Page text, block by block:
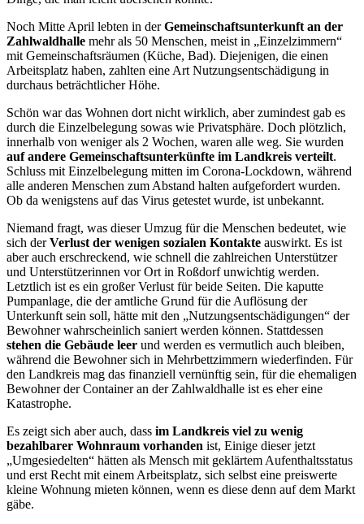
Noch Mitte April lebten in derGemeinschaftsunterkunft an der
Zahlwaldhalle mehr als 50 Menschen, meist in „Einzelzimmern“
mit Gemeinschaftsräumen (Küche, Bad). Diejenigen, die einen
Arbeitsplatz haben, zahlten eine Art Nutzungsentschädigung in
durchaus beträchtlicher Höhe.
Schön war das Wohnen dort nicht wirklich, aber zumindest gab es
durch die Einzelbelegung sowas wie Privatsphäre. Doch plötzlich,
innerhalb von weniger als 2 Wochen, waren alle weg. Sie wurden
auf andere Gemeinschaftsunterkünfte im Landkreis verteilt.
Schluss mit Einzelbelegung mitten im Corona-Lockdown, während
alle anderen Menschen zum Abstand halten aufgefordert wurden.
Ob da wenigstens auf das Virus getestet wurde, ist unbekannt.
Niemand fragt, was dieser Umzug für die Menschen bedeutet, wie
sich derVerlust der wenigen sozialen Kontakte auswirkt. Es ist
aber auch erschreckend, wie schnell die zahlreichen Unterstützer
und Unterstützerinnen vor Ort in Roßdorf unwichtig werden.
Letztlich ist es ein großer Verlust für beide Seiten. Die kaputte
Pumpanlage, die der amtliche Grund für die Auflösung der
Unterkunft sein soll, hätte mit den „Nutzungsentschädigungen“ der
Bewohner wahrscheinlich saniert werden können. Stattdessen
stehen die Gebäude leer und werden es vermutlich auch bleiben,
während die Bewohner sich in Mehrbettzimmern wiederfinden. Für
den Landkreis mag das finanziell vernünftig sein, für die ehemaligen
Bewohner der Container an der Zahlwaldhalle ist es eher eine
Katastrophe.
Es zeigt sich aber auch, dass im Landkreis viel zu wenig
bezahlbarer Wohnraum vorhanden ist, Einige dieser jetzt
„Umgesiedelten“ hätten als Mensch mit geklärtem Aufenthaltsstatus
und erst Recht mit einem Arbeitsplatz, sich selbst eine preiswerte
kleine Wohnung mieten können, wenn es diese denn auf dem Markt
gäbe.